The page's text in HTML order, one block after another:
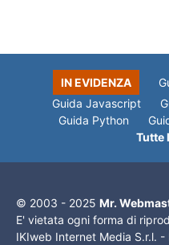
IN EVIDENZA
Guida Javascript
Guida Python
Tutte
© 2003 - 2025 Mr.
E' vietata ogni forma di
IKIweb Internet Media S.r.l.